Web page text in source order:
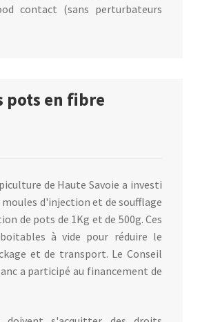
contact (sans perturbateurs
pots en fibre
de Haute Savoie a investi
d'injection et de soufflage
de pots de 1Kg et de 500g. Ces
à vide pour réduire le
et de transport. Le Conseil
a participé au financement de